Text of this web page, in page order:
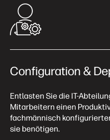
Configuration &
Entlasten Sie die IT-
Mitarbeitern einen
fachmännisch
sie benötigen.